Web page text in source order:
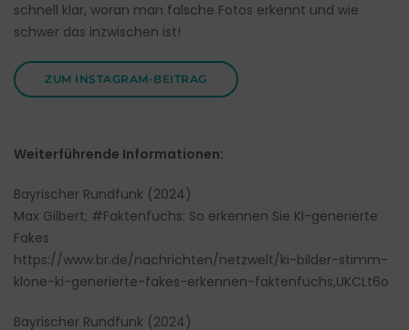
schnell klar, woran man falsche Fotos erkennt und wie
schwer das inzwischen ist!
ZUM INSTAGRAM-BEITRAG
Weiterführende Informationen:
Bayrischer Rundfunk (2024)
Max Gilbert; #Faktenfuchs: So erkennen Sie KI-generierte
Fakes
https://www.br.de/nachrichten/netzwelt/ki-bilder-stimm-
klone-ki-generierte-fakes-erkennen-faktenfuchs,UKCLt6o
Bayrischer Rundfunk (2024)